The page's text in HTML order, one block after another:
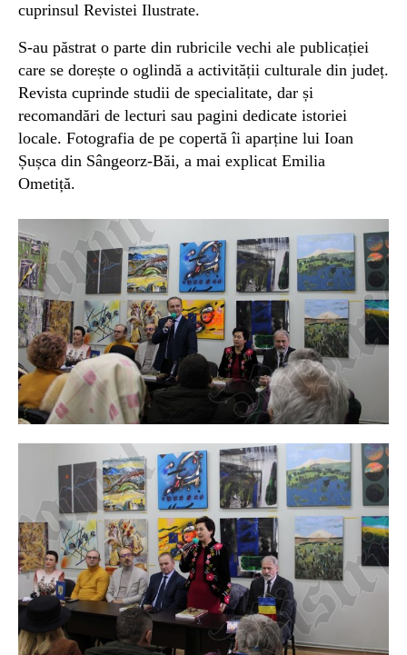
cuprinsul Revistei Ilustrate.
S-au păstrat o parte din rubricile vechi ale publicației
care se dorește o oglindă a activității culturale din județ.
Revista cuprinde studii de specialitate, dar și
recomandări de lecturi sau pagini dedicate istoriei
locale. Fotografia de pe copertă îi aparține lui Ioan
Șușca din Sângeorz-Băi, a mai explicat Emilia
Ometiță.